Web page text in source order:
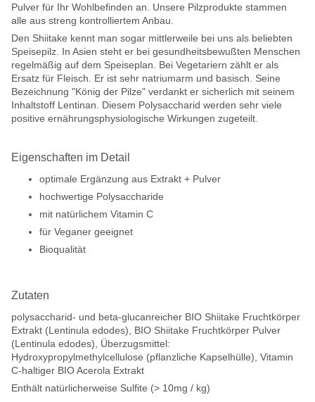
Pulver für Ihr Wohlbefinden an. Unsere Pilzprodukte stammen
alle aus streng kontrolliertem Anbau.
Den Shiitake kennt man sogar mittlerweile bei uns als beliebten
Speisepilz. In Asien steht er bei gesundheitsbewußten Menschen
regelmäßig auf dem Speiseplan. Bei Vegetariern zählt er als
Ersatz für Fleisch. Er ist sehr natriumarm und basisch. Seine
Bezeichnung "König der Pilze" verdankt er sicherlich mit seinem
Inhaltstoff Lentinan. Diesem Polysaccharid werden sehr viele
positive ernährungsphysiologische Wirkungen zugeteilt.
Eigenschaften im Detail
optimale Ergänzung aus Extrakt + Pulver
hochwertige Polysaccharide
mit natürlichem Vitamin C
für Veganer geeignet
Bioqualität
Zutaten
polysaccharid- und beta-glucanreicher BIO Shiitake Fruchtkörper
Extrakt (Lentinula edodes), BIO Shiitake Fruchtkörper Pulver
(Lentinula edodes), Überzugsmittel:
Hydroxypropylmethylcellulose (pflanzliche Kapselhülle), Vitamin
C-haltiger BIO Acerola Extrakt
Enthält natürlicherweise Sulfite (> 10mg / kg)